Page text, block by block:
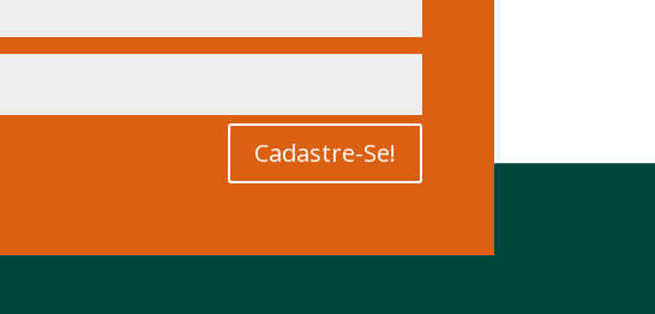
Cadastre-Se!